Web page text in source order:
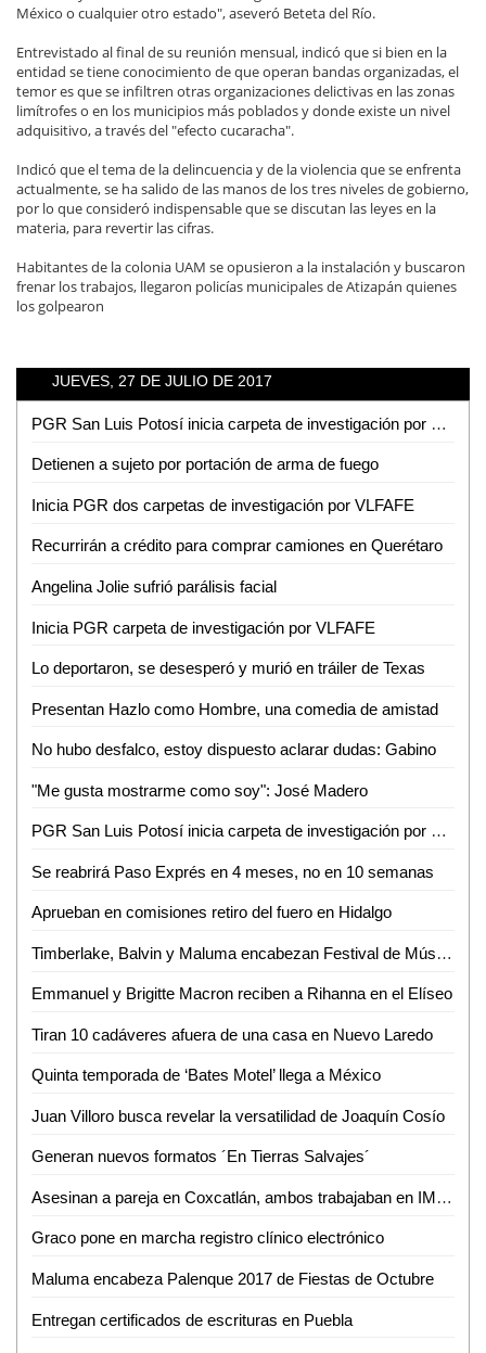
México o cualquier otro estado", aseveró Beteta del Río.
Entrevistado al final de su reunión mensual, indicó que si bien en la
entidad se tiene conocimiento de que operan bandas organizadas, el
temor es que se infiltren otras organizaciones delictivas en las zonas
limítrofes o en los municipios más poblados y donde existe un nivel
adquisitivo, a través del "efecto cucaracha".
Indicó que el tema de la delincuencia y de la violencia que se enfrenta
actualmente, se ha salido de las manos de los tres niveles de gobierno,
por lo que consideró indispensable que se discutan las leyes en la
materia, para revertir las cifras.
Habitantes de la colonia UAM se opusieron a la instalación y buscaron
frenar los trabajos, llegaron policías municipales de Atizapán quienes
los golpearon
JUEVES, 27 DE JULIO DE 2017
PGR San Luis Potosí inicia carpeta de investigación por el aseguramiento de más de dos mil medicamentos
Detienen a sujeto por portación de arma de fuego
Inicia PGR dos carpetas de investigación por VLFAFE
Recurrirán a crédito para comprar camiones en Querétaro
Angelina Jolie sufrió parálisis facial
Inicia PGR carpeta de investigación por VLFAFE
Lo deportaron, se desesperó y murió en tráiler de Texas
Presentan Hazlo como Hombre, una comedia de amistad
No hubo desfalco, estoy dispuesto aclarar dudas: Gabino
"Me gusta mostrarme como soy": José Madero
PGR San Luis Potosí inicia carpeta de investigación por violación a la Ley Federal de Armas de Fuego y Explosivos
Se reabrirá Paso Exprés en 4 meses, no en 10 semanas
Aprueban en comisiones retiro del fuero en Hidalgo
Timberlake, Balvin y Maluma encabezan Festival de Música Latina
Emmanuel y Brigitte Macron reciben a Rihanna en el Elíseo
Tiran 10 cadáveres afuera de una casa en Nuevo Laredo
Quinta temporada de ‘Bates Motel’ llega a México
Juan Villoro busca revelar la versatilidad de Joaquín Cosío
Generan nuevos formatos ´En Tierras Salvajes´
Asesinan a pareja en Coxcatlán, ambos trabajaban en IMSS
Graco pone en marcha registro clínico electrónico
Maluma encabeza Palenque 2017 de Fiestas de Octubre
Entregan certificados de escrituras en Puebla